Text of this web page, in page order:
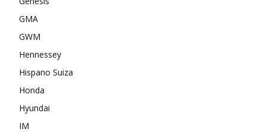
GMA
GWM
Hennessey
Hispano Suiza
Honda
Hyundai
IM